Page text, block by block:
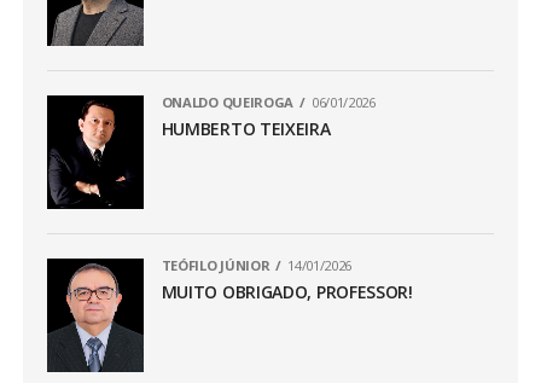
ONALDO QUEIROGA 06/01/2026
HUMBERTO TEIXEIRA
TEÓFILO JÚNIOR 14/01/2026
MUITO OBRIGADO, PROFESSOR!